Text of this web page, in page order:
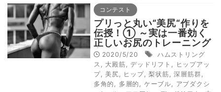
コンテスト
プリっと丸い“美尻“作りを
伝授！① ～実は一番効く
正しいお尻のトレーニング
方法とは～
2020/5/20
ハムストリング
ス
大殿筋 デッドリフト
ヒップアッ
プ, 美尻 ヒップ,梨状筋 ,深層筋群
多角的
多層的 ケーブル
アブダクシ